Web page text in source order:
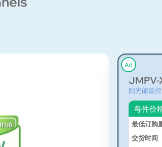
Ad
阳光能源
每件价
最低订购
交货时间